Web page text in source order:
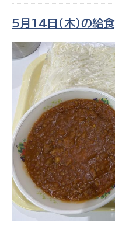
5月14日（木）の給食